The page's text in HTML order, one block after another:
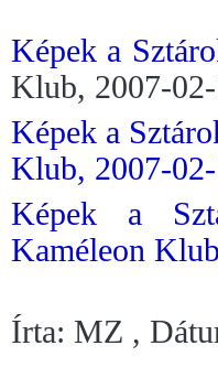
Képek a
Klub, 2007-
Képek a
Klub, 2007-
Képek a
Kaméleon
Írta: MZ ,